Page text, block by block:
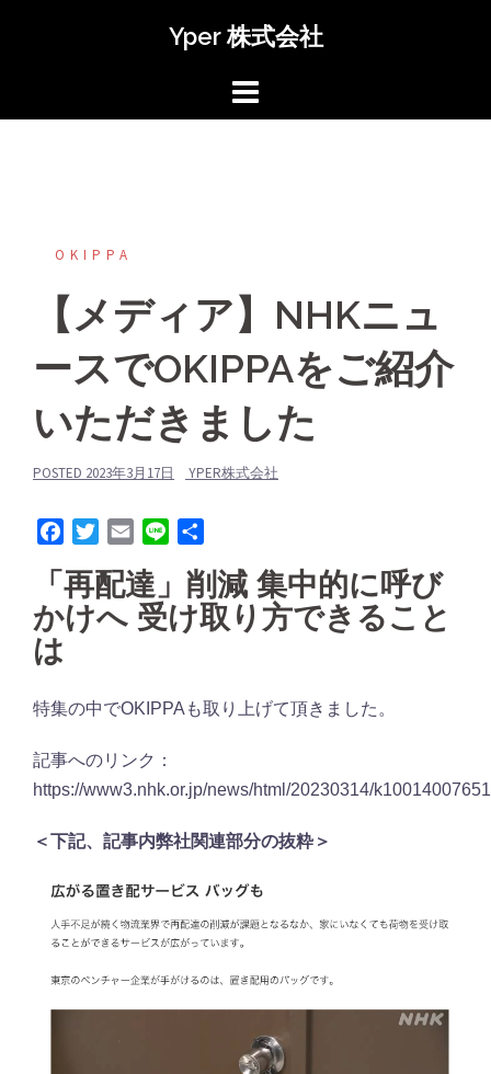
Yper 株式会社
OKIPPA
【メディア】NHKニュ
ースでOKIPPAをご紹介
いただきました
POSTED 2023年3月17日 YPER株式会社
FacebookTwitterEmail Line
「再配達」削減 集中的に呼び
かけへ 受け取り方できること
は
特集の中でOKIPPAも取り上げて頂きました。
記事へのリンク：
https://www3.nhk.or.jp/news/html/20230314/
＜下記、記事内弊社関連部分の抜粋＞